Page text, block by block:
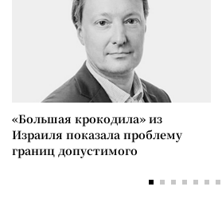
«Большая крокодила» из
Израиля показала проблему
границ допустимого